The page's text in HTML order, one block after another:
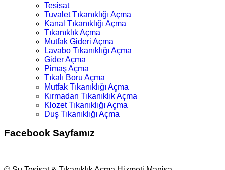
Tesisat
Tuvalet Tıkanıklığı Açma
Kanal Tıkanıklığı Açma
Tıkanıklık Açma
Mutfak Gideri Açma
Lavabo Tıkanıklığı Açma
Gider Açma
Pimaş Açma
Tıkalı Boru Açma
Mutfak Tıkanıklığı Açma
Kırmadan Tıkanıklık Açma
Klozet Tıkanıklığı Açma
Duş Tıkanıklığı Açma
Facebook Sayfamız